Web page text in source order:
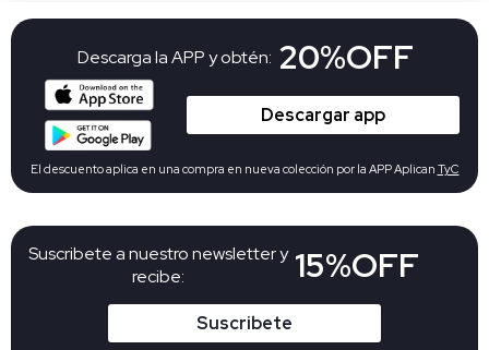
Suscribete a nuestro newsletter y
recibe:
15%OFF
Suscribete
Descarga la APP y obtén: 20%OFF
Descargar app
El descuento aplica en una compra en nueva colección por la APP Aplican TyC